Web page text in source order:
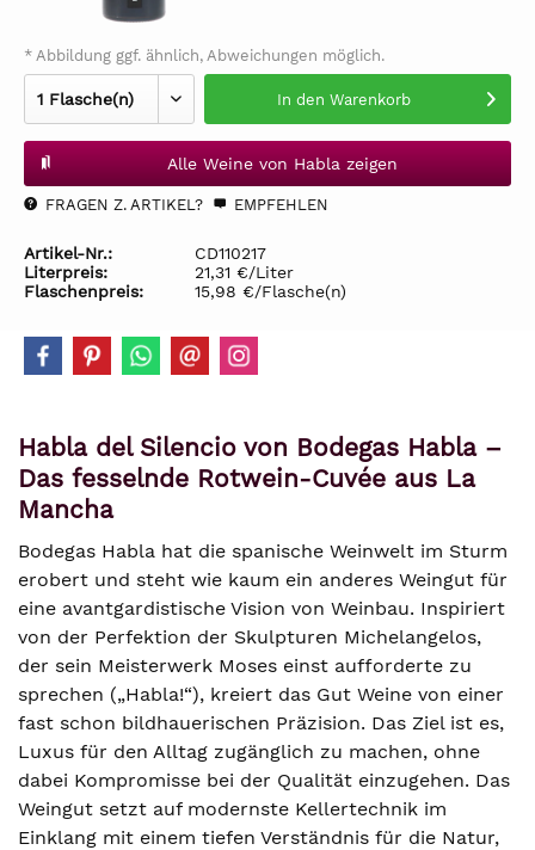
* Abbildung ggf. ähnlich, Abweichungen möglich.
In den Warenkorb
Alle Weine von Habla zeigen
FRAGEN Z. ARTIKEL? EMPFEHLEN
Artikel-Nr.:
CD110217
Literpreis:
21,31 €/Liter
Flaschenpreis:
15,98 €/Flasche(n)
Habla del Silencio von Bodegas Habla –
Das fesselnde Rotwein-Cuvée aus La
Mancha
Bodegas Habla hat die spanische Weinwelt im Sturm
erobert und steht wie kaum ein anderes Weingut für
eine avantgardistische Vision von Weinbau. Inspiriert
von der Perfektion der Skulpturen Michelangelos,
der sein Meisterwerk Moses einst aufforderte zu
sprechen („Habla!“), kreiert das Gut Weine von einer
fast schon bildhauerischen Präzision. Das Ziel ist es,
Luxus für den Alltag zugänglich zu machen, ohne
dabei Kompromisse bei der Qualität einzugehen. Das
Weingut setzt auf modernste Kellertechnik im
Einklang mit einem tiefen Verständnis für die Natur,